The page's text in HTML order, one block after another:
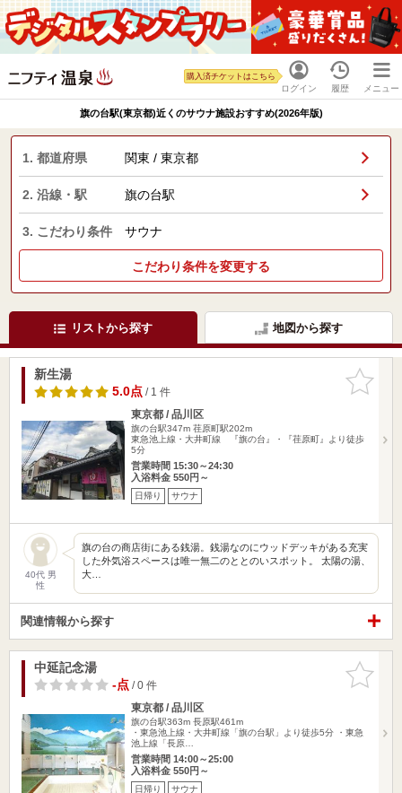
ログイン
購入済チケットはこちら
履歴 メニュー
旗の台駅(東京都)近くのサウナ施設おすすめ(2026年版)
1. 都道府県 関東 / 東京都
2. 沿線・駅 旗の台駅
3. こだわり条件 サウナ
こだわり条件を変更する
リストから探す 地図から探す
お気に入
りに追加
新生湯
5.0点/ 1 件
東京都 / 品川区
旗の台駅347m 荏原町駅202m
東急池上線・大井町線 『旗の台』・『荏原町』より徒歩
5分
営業時間 15:30～24:30
入浴料金 550円～
日帰り サウナ
40代 男
性
旗の台の商店街にある銭湯。銭湯なのにウッドデッキがある充実
した外気浴スペースは唯一無二のととのいスポット。 太陽の湯、
大…
関連情報から探す
お気に入
りに追加
中延記念湯
-点/ 0 件
東京都 / 品川区
旗の台駅363m 長原駅461m
・東急池上線・大井町線「旗の台駅」より徒歩5分 ・東急
池上線「長原…
営業時間 14:00～25:00
入浴料金 550円～
日帰り サウナ